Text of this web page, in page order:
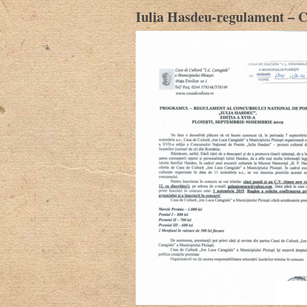
Iulia Hasdeu-regulament –